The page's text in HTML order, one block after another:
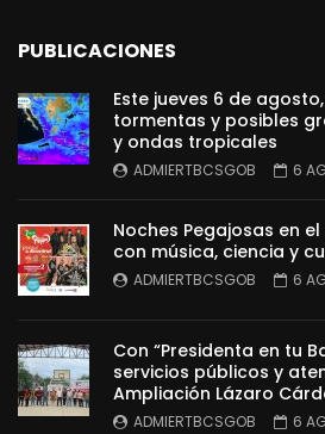
PUBLICACIONES
Este jueves 6 de
tormentas y posibles
y ondas tropicales
ADMIERTBCSGOB 6
Noches Pegajosas en
con música, ciencia y
ADMIERTBCSGOB 6
Con “Presidenta en tu
servicios públicos y
Ampliación Lázaro
ADMIERTBCSGOB 6